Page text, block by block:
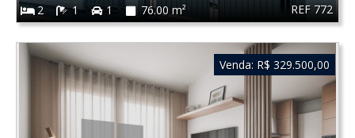
REF 772
2
1 1 76.00 m²
Venda: R$ 329.500,00